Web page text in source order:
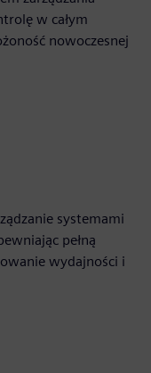
w całym
nowoczesnej
systemami
pełną
wydajności i